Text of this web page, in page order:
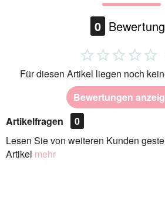
0
Für diesen Artikel liegen noch
Bewertungen
Artikelfragen
0
Lesen Sie von weiteren Kunden
Artikel mehr